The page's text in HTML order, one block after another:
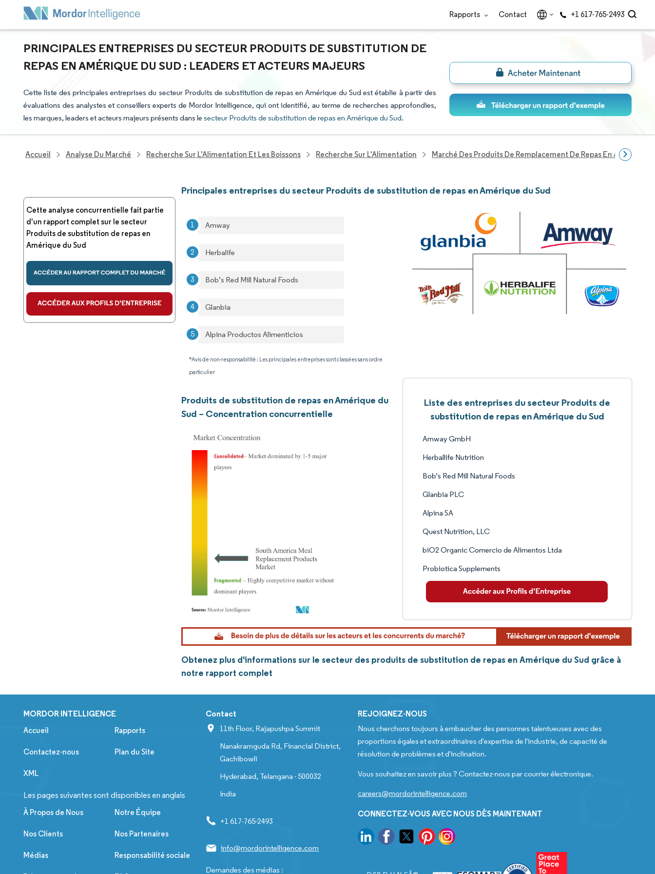
Rapports Contact +1 617-765-2493
PRINCIPALES ENTREPRISES DU SECTEUR PRODUITS DE SUBSTITUTION DE
REPAS EN AMÉRIQUE DU SUD : LEADERS ET ACTEURS MAJEURS
Cette liste des principales entreprises du secteur Produits de substitution de repas en Amérique du Sud est établie à partir des
évaluations des analystes et conseillers experts de Mordor Intelligence, qui ont identifié, au terme de recherches approfondies,
les marques, leaders et acteurs majeurs présents dans le secteur Produits de substitution de repas en Amérique du Sud.
Accueil Analyse Du Marché Recherche Sur L'Alimentation Et Les Boissons Recherche Sur L'Alimentation Marché Des Produits De Remplacement De Repas En Amérique
Cette analyse concurrentielle fait partie
d'un rapport complet sur le secteur
Produits de substitution de repas en
Amérique du Sud
Principales entreprises du secteur Produits de substitution de repas en Amérique du Sud
Amway
Herbalife
Bob’s Red Mill Natural Foods
Glanbia
Alpina Productos Alimenticios
*Avis de non-responsabilité : Les principales entreprises sont classées sans ordre
particulier
Produits de substitution de repas en Amérique du
Sud – Concentration concurrentielle
Liste des entreprises du secteur Produits de
substitution de repas en Amérique du Sud
Amway GmbH
Herballife Nutrition
Bob's Red Mill Natural Foods
Glanbia PLC
Alpina SA
Quest Nutrition, LLC
biO2 Organic Comercio de Alimentos Ltda
Probiotica Supplements
Obtenez plus d'informations sur le secteur des produits de substitution de repas en Amérique du Sud grâce à
notre rapport complet
MORDOR INTELLIGENCE
Accueil Rapports
Contactez-nous Plan du Site
XML
Les pages suivantes sont disponibles en anglais
À Propos de Nous Notre Équipe
Nos Clients Nos Partenaires
Médias Responsabilité sociale
Contact
11th Floor, Rajapushpa Summit
Nanakramguda Rd, Financial District,
Gachibowli
Hyderabad, Telangana - 500032
India
+1 617-765-2493
info@mordorintelligence.com
Demandes des médias :
REJOIGNEZ-NOUS
Nous cherchons toujours à embaucher des personnes talentueuses avec des
proportions égales et extraordinaires d'expertise de l'industrie, de capacité de
résolution de problèmes et d'inclination.
Vous souhaitez en savoir plus ? Contactez-nous par courrier électronique.
careers@mordorintelligence.com
CONNECTEZ-VOUS AVEC NOUS DÈS MAINTENANT